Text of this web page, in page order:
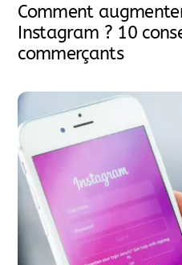
Comment
Instagram ? 10
commerçants